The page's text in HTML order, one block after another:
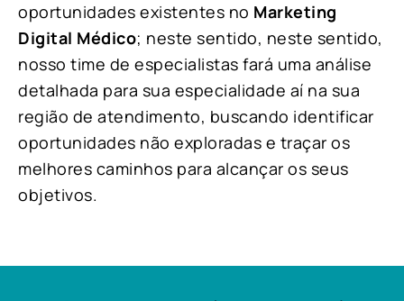
oportunidades existentes no Marketing
Digital Médico; neste sentido, neste sentido,
nosso time de especialistas fará uma análise
detalhada para sua especialidade aí na sua
região de atendimento, buscando identificar
oportunidades não exploradas e traçar os
melhores caminhos para alcançar os seus
objetivos.